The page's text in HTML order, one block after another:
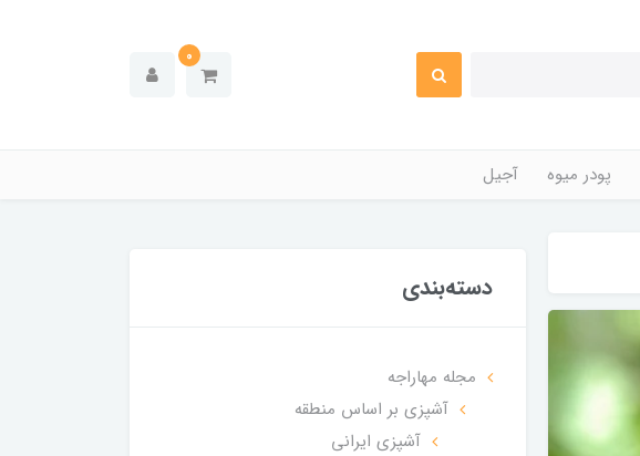
0
پودر میوه آجیل
دسته‌بندی
مجله مهاراجه
آشپزی بر اساس منطقه
آشپزی ایرانی